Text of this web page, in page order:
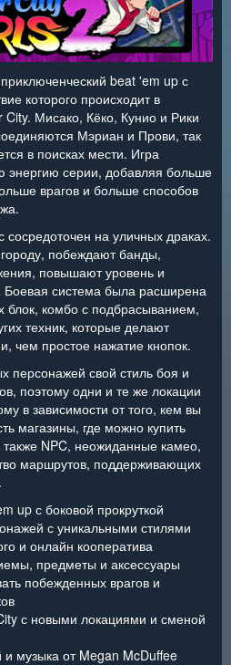
beat 'em up с
которого происходит в
Мисако, Кёко, Кунио и Рики
Мэриан и Прови, так
в поисках мести. Игра
энергию серии, добавляя больше
врагов и больше способов
на уличных драках.
побеждают банды,
повышают уровень и
система была расширена
блок, комбо с подбрасыванием,
техник, которые делают
чем простое нажатие кнопок.
персонажей свой стиль боя и
поэтому одни и те же локации
в зависимости от того, кем вы
магазины, где можно купить
NPC, неожиданные камео,
маршрутов, поддерживающих
up с боковой прокруткой
с уникальными стилями
и онлайн кооператива
предметы и аксессуары
побежденных врагов и
с новыми локациями и сменой
музыка от Megan McDuffee